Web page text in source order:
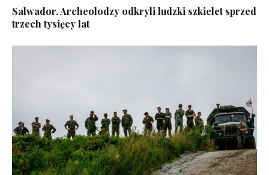
Salwador. Archeolodzy odkryli ludzki szkielet sprzed
trzech tysięcy lat